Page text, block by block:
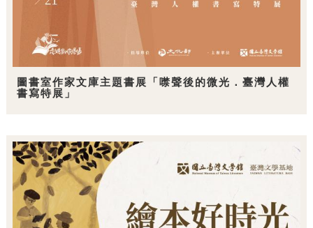
圖書室作家文庫主題書展「噤聲後的微光．臺灣人權
書寫特展」